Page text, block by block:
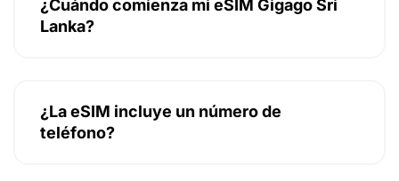
¿Cuándo comienza mi eSIM Gigago Sri
Lanka?
¿La eSIM incluye un número de
teléfono?